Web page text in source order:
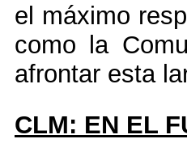
el máximo
como la
afrontar esta
CLM: EN EL